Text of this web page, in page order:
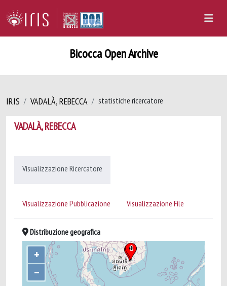
Bicocca Open Archive
IRIS VADALÀ, REBECCA statistiche ricercatore
VADALÀ, REBECCA
Visualizzazione Ricercatore
Visualizzazione Pubblicazione Visualizzazione File
Distribuzione geografica
+
–